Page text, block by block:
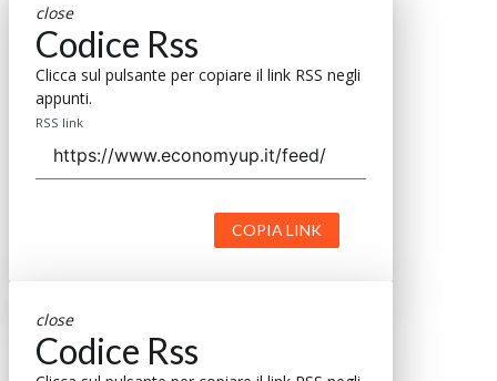
close
Codice Rss
Clicca sul pulsante per copiare il link RSS negli
appunti.
RSS link
COPIA LINK
close
Codice Rss